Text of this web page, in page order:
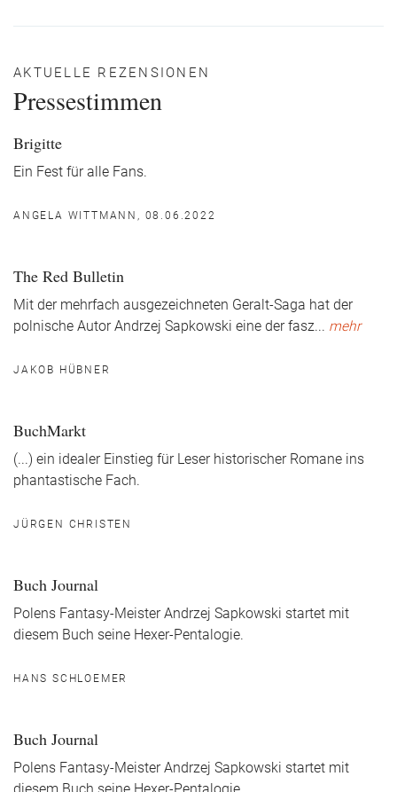
AKTUELLE REZENSIONEN
Pressestimmen
Brigitte
Ein Fest für alle Fans.
ANGELA WITTMANN, 08.06.2022
The Red Bulletin
Mit der mehrfach ausgezeichneten Geralt-Saga hat der
polnische Autor Andrzej Sapkowski eine der fasz... mehr
JAKOB HÜBNER
BuchMarkt
(...) ein idealer Einstieg für Leser historischer Romane ins
phantastische Fach.
JÜRGEN CHRISTEN
Buch Journal
Polens Fantasy-Meister Andrzej Sapkowski startet mit
diesem Buch seine Hexer-Pentalogie.
HANS SCHLOEMER
Buch Journal
Polens Fantasy-Meister Andrzej Sapkowski startet mit